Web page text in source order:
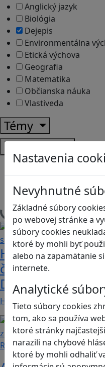
Nastavenia
Nevyhnutné
Základné súbory
po webovej stránke a
súbory cookies
ktoré by mohli byť
alebo na zapamätanie
internete.
Analytické
Tieto súbory cookies
tom, ako sa používa
ktoré stránky
narazili na chybové
ktoré by mohli odhaliť
Anglický jazyk
Biológia
Dejepis
Environmentálna
Etická výchova
Geografia
Matematika
Občianska náuka
Vlastiveda
Témy
Platformy
Android
Herná konzola
Stolové, kartové
Načítam blogy
Heritage Quest
časov, keď
Dunaj
Heritage Quest AR je
Recenzie